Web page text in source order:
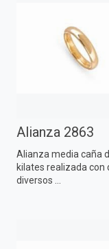
Alianza 2863
Alianza media caña
kilates realizada con
diversos ...